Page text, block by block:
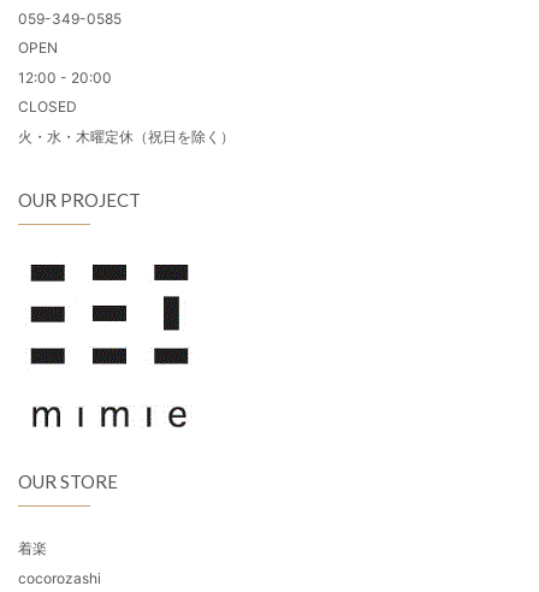
059-349-0585
OPEN
12:00 - 20:00
CLOSED
火・水・木曜定休（祝日を除く）
OUR PROJECT
OUR STORE
着楽
cocorozashi